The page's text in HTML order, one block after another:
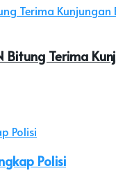
Bitung Terima
Polisi